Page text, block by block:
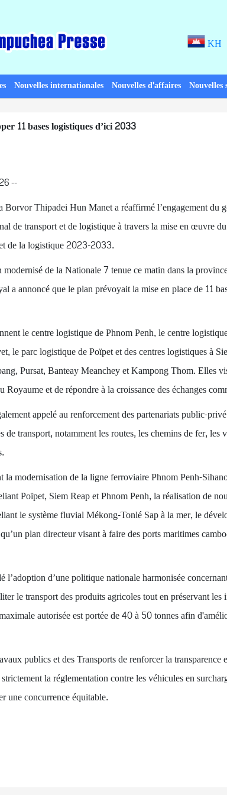
KH
Nouvelles internationales Nouvelles d'affaires Nouvelles
11 bases logistiques d’ici 2033
--
Thipadei Hun Manet a réaffirmé l’engagement du
de transport et de logistique à travers la mise en œuvre
de la logistique 2023-2033.
de la Nationale 7 tenue ce matin dans la
a annoncé que le plan prévoyait la mise en place de 11
le centre logistique de Phnom Penh, le centre
le parc logistique de Poïpet et des centres logistiques à
Pursat, Banteay Meanchey et Kampong Thom. Elles
et de répondre à la croissance des échanges
appelé au renforcement des partenariats public-
transport, notamment les routes, les chemins de fer, les
la modernisation de la ligne ferroviaire Phnom Penh-
Poïpet, Siem Reap et Phnom Penh, la réalisation de
le système fluvial Mékong-Tonlé Sap à la mer, le
plan directeur visant à faire des ports maritimes
l’adoption d’une politique nationale harmonisée
le transport des produits agricoles tout en préservant les
autorisée est portée de 40 à 50 tonnes afin
publics et des Transports de renforcer la transparence
la réglementation contre les véhicules en
une concurrence équitable.